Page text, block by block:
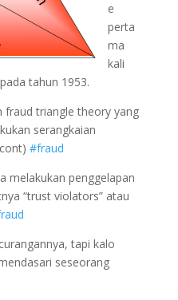
e
perta
ma
kali
tahun 1953.
fraud triangle theory yang
serangkaian
#fraud
melakukan penggelapan
“trust violators” atau
tapi kalo
seseorang